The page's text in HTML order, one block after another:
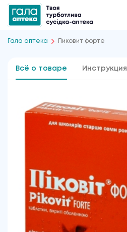
Гала аптека Пиковит форте
Всё о товаре Инструкция